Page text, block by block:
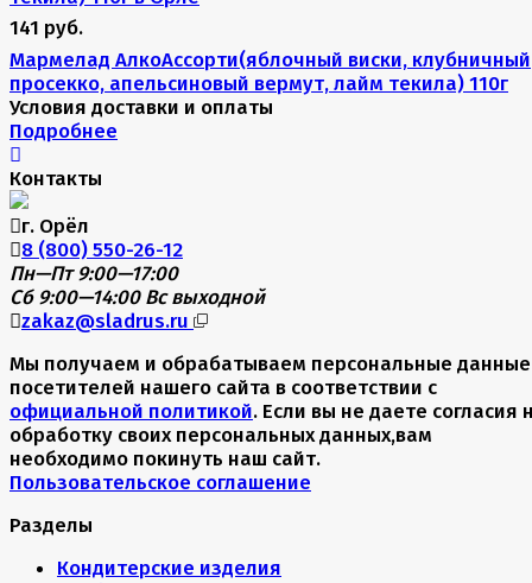
141 руб.
Мармелад АлкоАссорти(яблочный виски, клубничный
просекко, апельсиновый вермут, лайм текила) 110г
Условия доставки и оплаты
Подробнее
Контакты
г. Орёл
8 (800) 550-26-12
Пн—Пт 9:00—17:00
Сб 9:00—14:00 Вс выходной
zakaz@sladrus.ru
Мы получаем и обрабатываем персональные данные
посетителей нашего сайта в соответствии с
официальной политикой. Если вы не даете согласия
обработку своих персональных данных,вам
необходимо покинуть наш сайт.
Пользовательское соглашение
Разделы
Кондитерские изделия